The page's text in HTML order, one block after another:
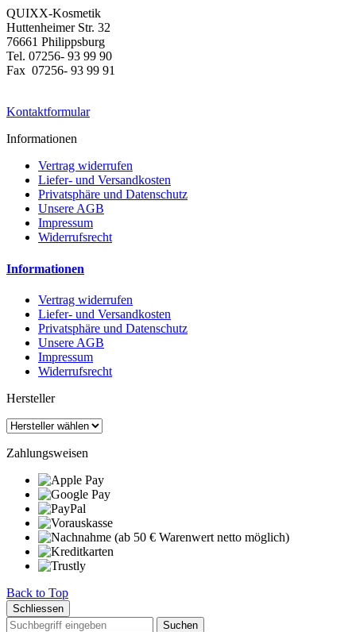
QUIXX-Kosmetik
Huttenheimer Str. 32
76661 Philippsburg
Tel. 07256- 93 99 90
Fax 07256- 93 99 91
Kontaktformular
Informationen
Vertrag widerrufen
Liefer- und Versandkosten
Privatsphäre und Datenschutz
Unsere AGB
Impressum
Widerrufsrecht
Informationen
Vertrag widerrufen
Liefer- und Versandkosten
Privatsphäre und Datenschutz
Unsere AGB
Impressum
Widerrufsrecht
Hersteller
Zahlungsweisen
Back to Top
Schliessen
Suchen